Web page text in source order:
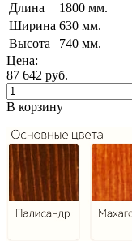
Длина
1800 мм.
Ширина 630 мм.
Высота
740 мм.
Цена:
87 642 руб.
В корзину